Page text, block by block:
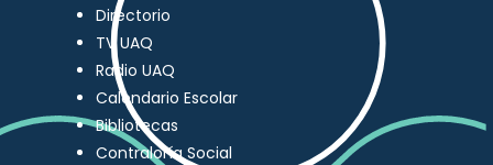
Directorio
TV UAQ
Radio UAQ
Calendario Escolar
Bibliotecas
Contraloría Social